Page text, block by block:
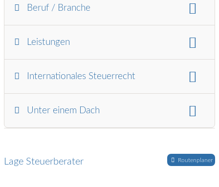
Kleinunternehmer / GbR / OHG / KG / PersG
Selbstständige
Beruf / Branche
Leistungen
Jahresabschluss / Bilanz / GuV
Internationales Steuerrecht
Unter einem Dach
Lage Steuerberater Routenplaner